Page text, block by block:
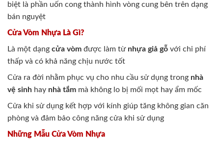
biệt là phần uốn cong thành hình vòng cung bên trên dạng
bán nguyệt
Cửa Vòm Nhựa Là Gì?
Là một dạng cửa vòm được làm từ nhựa giả gỗ với chi phí
thấp và có khả năng chịu nước tốt
Cửa ra đời nhằm phục vụ cho nhu cầu sử dụng trong nhà
vệ sinh hay nhà tắm mà không lo bị mối mọt hay ẩm mốc
Cửa khi sử dụng kết hợp với kính giúp tăng không gian căn
phòng và đảm bảo công năng cửa khi sử dụng
Những Mẫu Cửa Vòm Nhựa